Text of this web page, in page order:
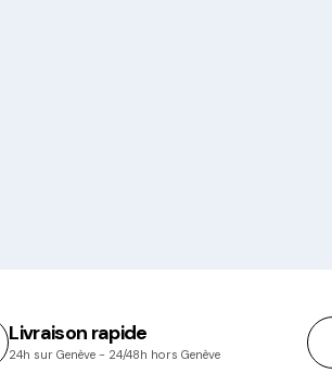
Livraison rapide
24h sur Genève - 24/48h hors Genève